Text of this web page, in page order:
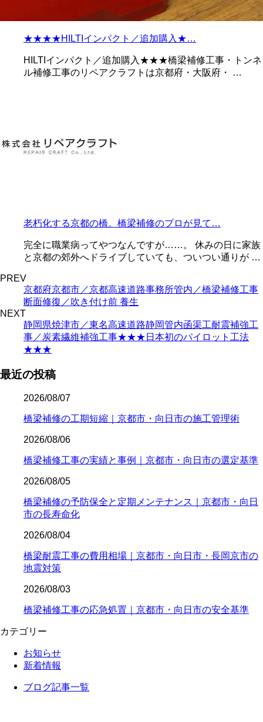
★★★★HILTIインパクト／追加購入★…
HILTIインパクト／追加購入★★★橋梁補修工事・トンネ
ル補修工事のリペアクラフトは京都府・大阪府・ …
老朽化する京都の橋。橋梁補修のプロが見て…
完全に職業病ってやつなんですが……。 休みの日に家族
と京都の郊外へドライブしていても、ついつい通りが …
PREV
京都府京都市／京都高速道路事務所管内／橋梁補修工事
断面修復／吹き付け前 養生
NEXT
静岡県焼津市／東名高速道路静岡管内函渠工耐震補強工
事／炭素繊維補強工事★★★日本初のパイロット工法
★★★
最近の投稿
2026/08/07
橋梁補修の工期短縮｜京都市・向日市の施工管理術
2026/08/06
橋梁補修工事の実績と事例｜京都市・向日市の選定基準
2026/08/05
橋梁補修の予防保全と定期メンテナンス｜京都市・向日
市の長寿命化
2026/08/04
橋梁耐震工事の費用相場｜京都市・向日市・長岡京市の
地震対策
2026/08/03
橋梁補修工事の応急処置｜京都市・向日市の安全基準
カテゴリー
お知らせ
新着情報
ブログ記事一覧